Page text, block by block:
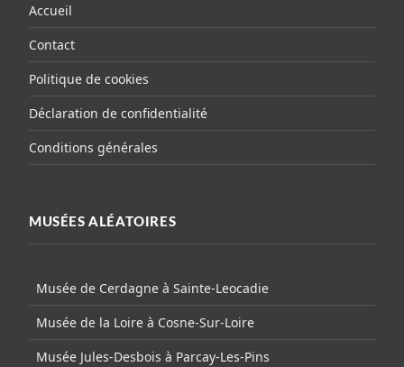
Accueil
Contact
Politique de cookies
Déclaration de confidentialité
Conditions générales
MUSÉES ALÉATOIRES
Musée de Cerdagne à Sainte-Leocadie
Musée de la Loire à Cosne-Sur-Loire
Musée Jules-Desbois à Parcay-Les-Pins